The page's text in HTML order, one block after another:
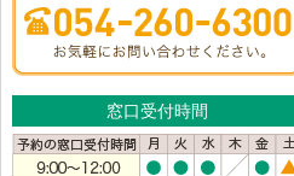
窓口受付時間